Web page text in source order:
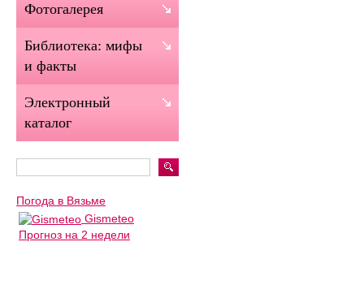
Фотогалерея
Библиотека: мифы
и факты
Электронный
каталог
Погода в Вязьме
Gismeteo
Прогноз на 2 недели